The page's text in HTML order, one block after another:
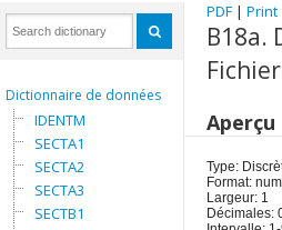
Dictionnaire de données
IDENTM
SECTA1
SECTA2
SECTA3
SECTB1
PDF| Print
B18a.
Aperçu
Type:
Format:
Largeur: 1
Décimales: